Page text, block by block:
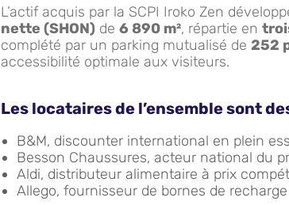
L’actif acquis par la SCPI Iroko Zen
nette (SHON) de 6 890 m², répartie en
complété par un parking mutualisé de 252
accessibilité optimale aux visiteurs.
Les locataires de l’ensemble sont
B&M, discounter international en plein
Besson Chaussures, acteur national du
Aldi, distributeur alimentaire à prix
Allego, fournisseur de bornes de